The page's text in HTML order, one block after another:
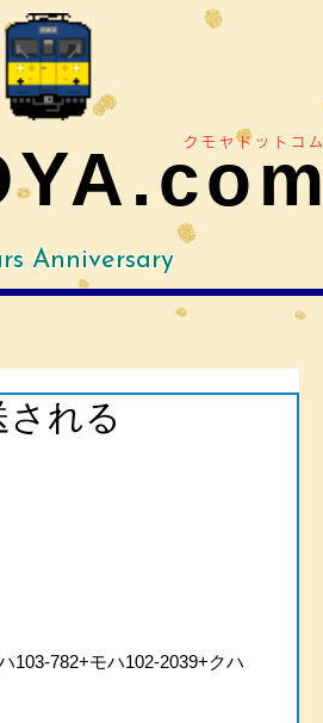
クモヤドットコム
Anniversary
れる
103-782+モハ102-2039+クハ